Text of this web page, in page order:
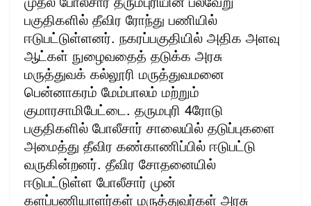
பகுதிகளில் தீவிர ரோந்து பணியில்
ஈடுபட்டுள்ளனர். நகரப்பகுதியில் அதிக அளவு
ஆட்கள் நுழைவதைத் தடுக்க அரசு
மருத்துவக் கல்லூரி மருத்துவமனை
பென்னாகரம் மேம்பாலம் மற்றும்
குமாரசாமிபேட்டை. தருமபுரி 4ரோடு
பகுதிகளில் போலீசார் சாலையில் தடுப்புகளை
அமைத்து தீவிர கண்காணிப்பில் ஈடுபட்டு
வருகின்றனர். தீவிர சோதனையில்
ஈடுபட்டுள்ள போலீசார் முன்
களப்பணியாளர்கள் மருத்துவர்கள் அரசு